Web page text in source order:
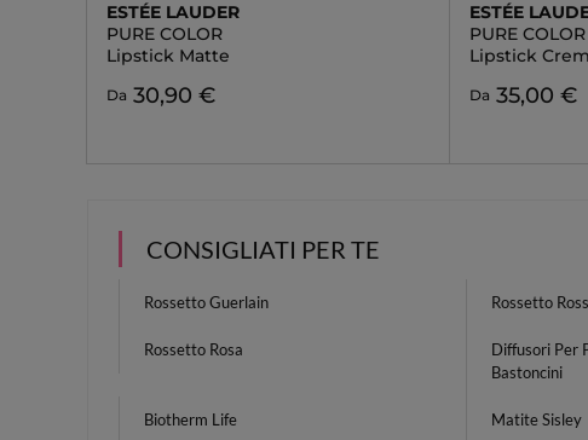
ESTÉE LAUDER
PURE COLOR
Lipstick Matte
Da 30,90 €
ESTÉE
PURE COLOR
Lipstick
Da 35,00 €
CONSIGLIATI PER TE
Rossetto Guerlain Rossetto
Rossetto Rosa
Diffusori Per
Bastoncini
Biotherm Life Matite Sisley